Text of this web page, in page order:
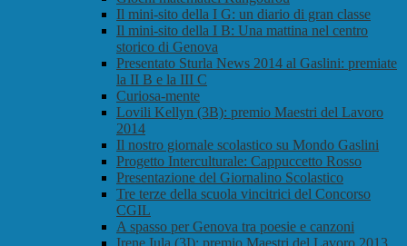
Il mini-sito della I G: un diario di gran classe
Il mini-sito della I B: Una mattina nel centro
storico di Genova
Presentato Sturla News 2014 al Gaslini: premiate
la II B e la III C
Curiosa-mente
Lovili Kellyn (3B): premio Maestri del Lavoro
2014
Il nostro giornale scolastico su Mondo Gaslini
Progetto Interculturale: Cappuccetto Rosso
Presentazione del Giornalino Scolastico
Tre terze della scuola vincitrici del Concorso
CGIL
A spasso per Genova tra poesie e canzoni